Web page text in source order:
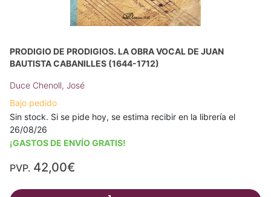
PRODIGIO DE PRODIGIOS. LA OBRA VOCAL DE JUAN
BAUTISTA CABANILLES (1644-1712)
Duce Chenoll, José
Bajo pedido
Sin stock. Si se pide hoy, se estima recibir en la librería el
26/08/26
¡GASTOS DE ENVÍO GRATIS!
PVP. 42,00€